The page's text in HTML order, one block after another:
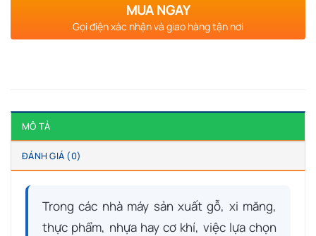
MUA NGAY
Gọi điện xác nhận và giao hàng tận nơi
MÔ TẢ
ĐÁNH GIÁ (0)
Trong các nhà máy sản xuất gỗ, xi măng,
thực phẩm, nhựa hay cơ khí, việc lựa chọn